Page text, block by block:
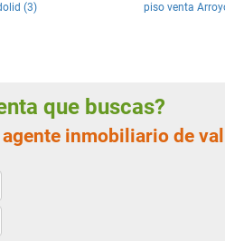
(3) piso venta
que buscas?
agente inmobiliario de